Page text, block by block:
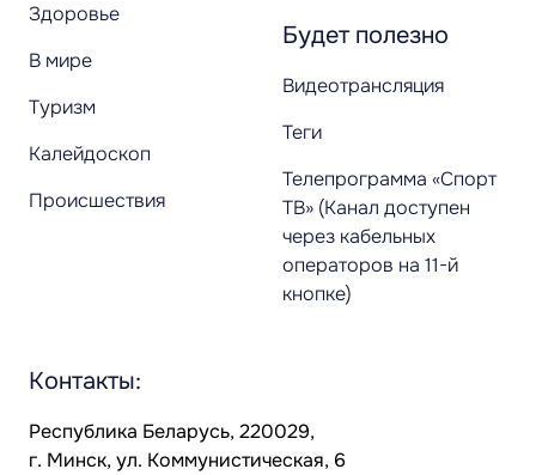
Здоровье
В мире
Туризм
Калейдоскоп
Происшествия
Будет полезно
Видеотрансляция
Теги
Телепрограмма «Спорт
ТВ» (Канал доступен
через кабельных
операторов на 11-й
кнопке)
Контакты:
Республика Беларусь, 220029,
г. Минск, ул. Коммунистическая, 6